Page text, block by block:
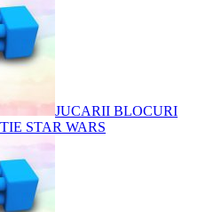
JUCARII BLOCURI
STAR WARS